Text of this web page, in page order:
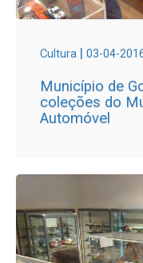
Cultura | 03-04-
Município de
coleções do
Automóvel